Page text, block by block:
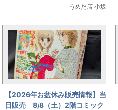
うめだ店 小坂
【2026年お盆休み販売情報】当
日販売 8/8（土）2階コミック